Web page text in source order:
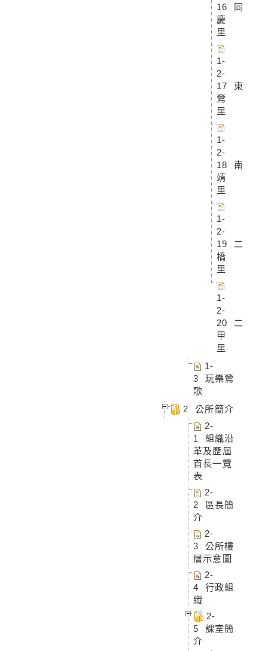
16 同
慶
里
1-
2-
17 東
鶯
里
1-
2-
18 南
靖
里
1-
2-
19 二
橋
里
1-
2-
20 二
甲
里
1-
3 玩樂鶯
歌
2 公所簡介
2-
1 組織沿
革及歷屆
首長一覽
表
2-
2 區長簡
介
2-
3 公所樓
層示意圖
2-
4 行政組
織
2-
5 課室簡
介